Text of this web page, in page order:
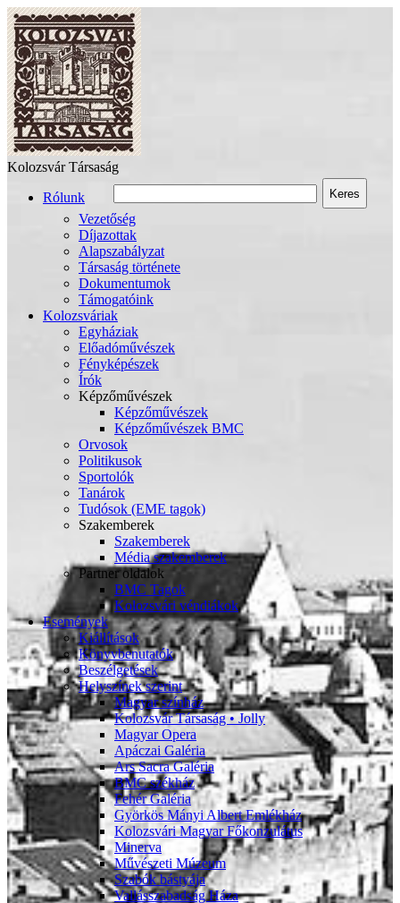
Kolozsvár Társaság
Keres
Rólunk
Vezetőség
Díjazottak
Alapszabályzat
Társaság története
Dokumentumok
Támogatóink
Kolozsváriak
Egyháziak
Előadóművészek
Fényképészek
Írók
Képzőművészek
Képzőművészek
Képzőművészek BMC
Orvosok
Politikusok
Sportolók
Tanárok
Tudósok (EME tagok)
Szakemberek
Szakemberek
Média szakemberek
Partner oldalok
BMC Tagok
Kolozsvári véndiákok
Események
Kiállítások
Könyvbenutatók
Beszélgetések
Helyszínek szerint
Magyar színház
Kolozsvár Társaság • Jolly
Magyar Opera
Apáczai Galéria
Ars Sacra Galéria
BMC székház
Fehér Galéria
Györkös Mányi Albert Emlékház
Kolozsvári Magyar Főkonzulátus
Minerva
Művészeti Múzeum
Szabók bástyája
Vallásszabadság Háza